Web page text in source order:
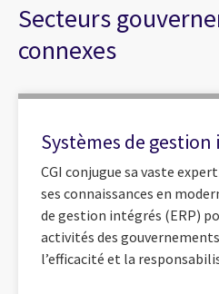
Secteurs
connexes
Systèmes de gestion
CGI conjugue sa vaste
ses connaissances en
de gestion intégrés (ERP)
activités des
l’efficacité et la